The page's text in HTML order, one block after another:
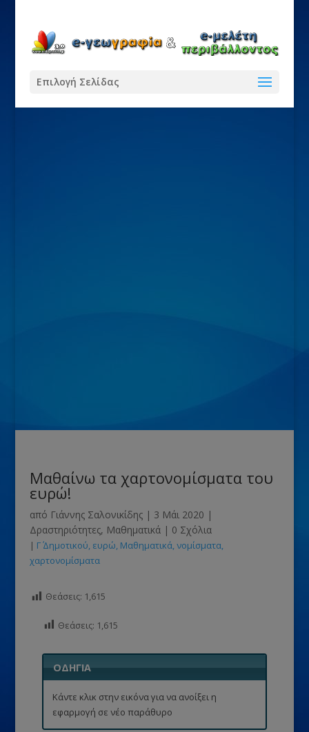
Επιλογή Σελίδας
Μαθαίνω τα χαρτονομίσματα του
ευρώ!
από Γιάννης Σαλονικίδης| 3 Μάι 2020 |
Δραστηριότητες, Μαθηματικά| 0 Σχόλια
| Γ΄ Δημοτικού ευρώ Μαθηματικά νομίσματα
χαρτονομίσματα
Θεάσεις: 1,615
Θεάσεις: 1,615
ΟΔΗΓΙΑ
Κάντε κλικ στην εικόνα για να ανοίξει η
εφαρμογή σε νέο παράθυρο